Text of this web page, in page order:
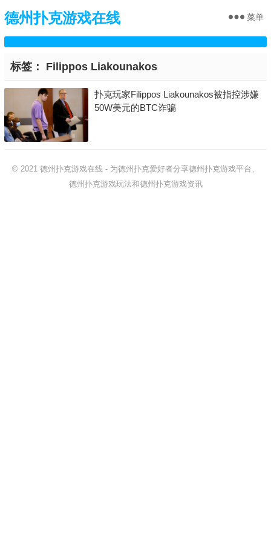
德州扑克游戏在线 菜单
标签： Filippos Liakounakos
扑克玩家Filippos Liakounakos被指控涉嫌
50W美元的BTC诈骗
© 2021 德州扑克游戏在线- 为德州扑克爱好者分享德州扑克游戏平台、
德州扑克游戏玩法和德州扑克游戏资讯